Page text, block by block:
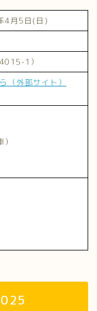
4月5日(日)
1）
（外部サイト）